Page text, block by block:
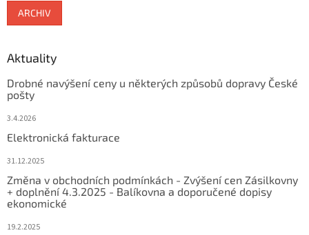
ARCHIV
Aktuality
Drobné navýšení ceny u některých způsobů dopravy České
pošty
3.4.2026
Elektronická fakturace
31.12.2025
Změna v obchodních podmínkách - Zvýšení cen Zásilkovny
+ doplnění 4.3.2025 - Balíkovna a doporučené dopisy
ekonomické
19.2.2025